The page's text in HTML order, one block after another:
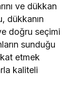
ve dükkan
dükkanın
doğru seçimi
sunduğu
etmek
kaliteli